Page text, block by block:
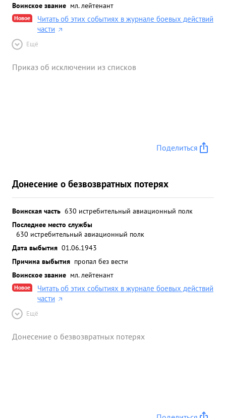
Воинское звание мл. лейтенант
Новое
Читать об этих событиях в журнале боевых действий
части
Ещё
Приказ об исключении из списков
Поделиться
Донесение о безвозвратных потерях
Воинская часть 630 истребительный авиационный полк
Последнее место службы
630 истребительный авиационный полк
Дата выбытия 01.06.1943
Причина выбытия пропал без вести
Воинское звание мл. лейтенант
Новое
Читать об этих событиях в журнале боевых действий
части
Ещё
Донесение о безвозвратных потерях